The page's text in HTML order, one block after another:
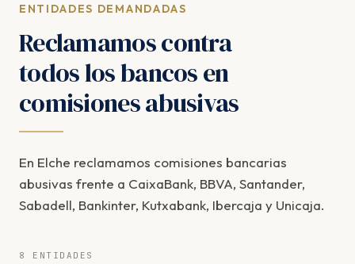
ENTIDADES DEMANDADAS
Reclamamos contra
todos los bancos en
comisiones abusivas
En Elche reclamamos comisiones bancarias
abusivas frente a CaixaBank, BBVA, Santander,
Sabadell, Bankinter, Kutxabank, Ibercaja y Unicaja.
8 ENTIDADES